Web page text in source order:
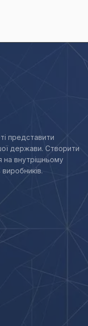
представити
держави. Створити
на внутрішньому
виробників.